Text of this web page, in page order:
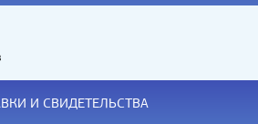
И СВИДЕТЕЛЬСТВА